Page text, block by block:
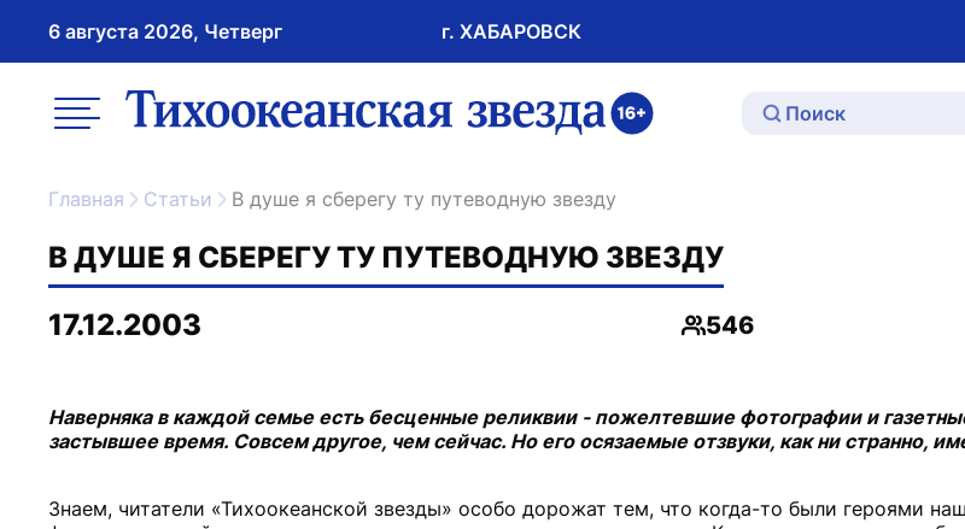
6 августа 2026, Четверг г. ХАБАРОВСК
меню ссылка на главную
Главная Статьи В душе я сберегу ту путеводную звезду
В ДУШЕ Я СБЕРЕГУ ТУ ПУТЕВОДНУЮ ЗВЕЗДУ
17.12.2003
Просмотры
546
Наверняка в каждой семье есть бесценные реликвии - пожелтевшие фотографии и
застывшее время. Совсем другое, чем сейчас. Но его осязаемые отзвуки, как ни странно,
Знаем, читатели «Тихоокеанской звезды» особо дорожат тем, что когда-то были героями